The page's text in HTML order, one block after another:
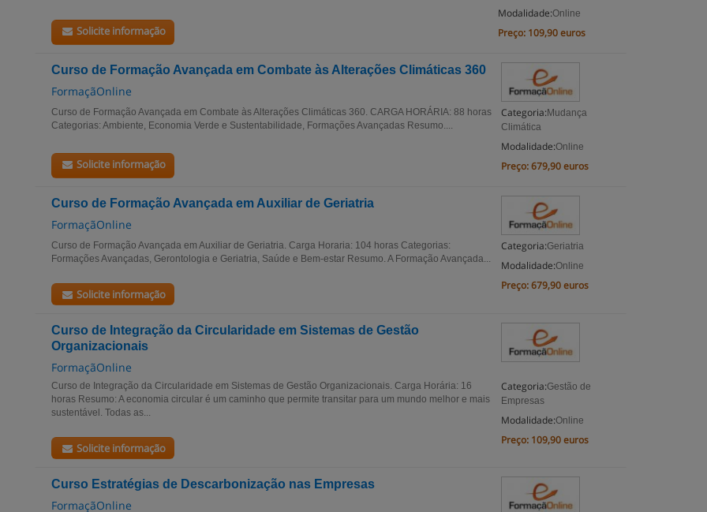
Modalidade:Online
Preço: 109,90 euros
Solicite informação
Curso de Formação Avançada em Combate às Alterações Climáticas 360
FormaçãOnline
Categoria: Mudança
Climática
Modalidade:Online
Preço:679,90 euros
Curso de Formação Avançada em Combate às Alterações Climáticas 360. CARGA HORÁRIA: 88 horas
Categorias: Ambiente, Economia Verde e Sustentabilidade, Formações Avançadas Resumo....
Solicite informação
Curso de Formação Avançada em Auxiliar de Geriatria
FormaçãOnline
Categoria:Geriatria
Modalidade:Online
Preço:679,90 euros
Curso de Formação Avançada em Auxiliar de Geriatria. Carga Horaria: 104 horas Categorias:
Formações Avançadas, Gerontologia e Geriatria, Saúde e Bem-estar Resumo. A Formação Avançada...
Solicite informação
Curso de Integração da Circularidade em Sistemas de Gestão
Organizacionais
FormaçãOnline
Categoria:Gestão de
Empresas
Modalidade:Online
Preço: 109,90 euros
Curso de Integração da Circularidade em Sistemas de Gestão Organizacionais. Carga Horária: 16
horas Resumo: A economia circular é um caminho que permite transitar para um mundo melhor e mais
sustentável. Todas as...
Solicite informação
Curso Estratégias de Descarbonização nas Empresas
FormaçãOnline